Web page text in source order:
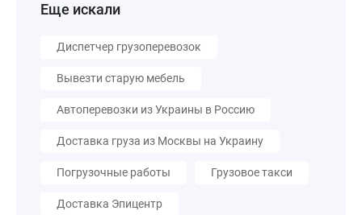
Еще искали
Диспетчер грузоперевозок
Вывезти старую мебель
Автоперевозки из Украины в Россию
Доставка груза из Москвы на Украину
Погрузочные работы Грузовое такси
Доставка Эпицентр